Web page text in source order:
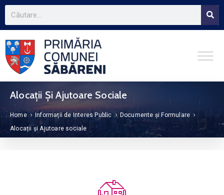
Alocații Și Ajutoare Sociale
Home Informații de Interes Public
Documente și Formulare
Alocații și Ajutoare sociale